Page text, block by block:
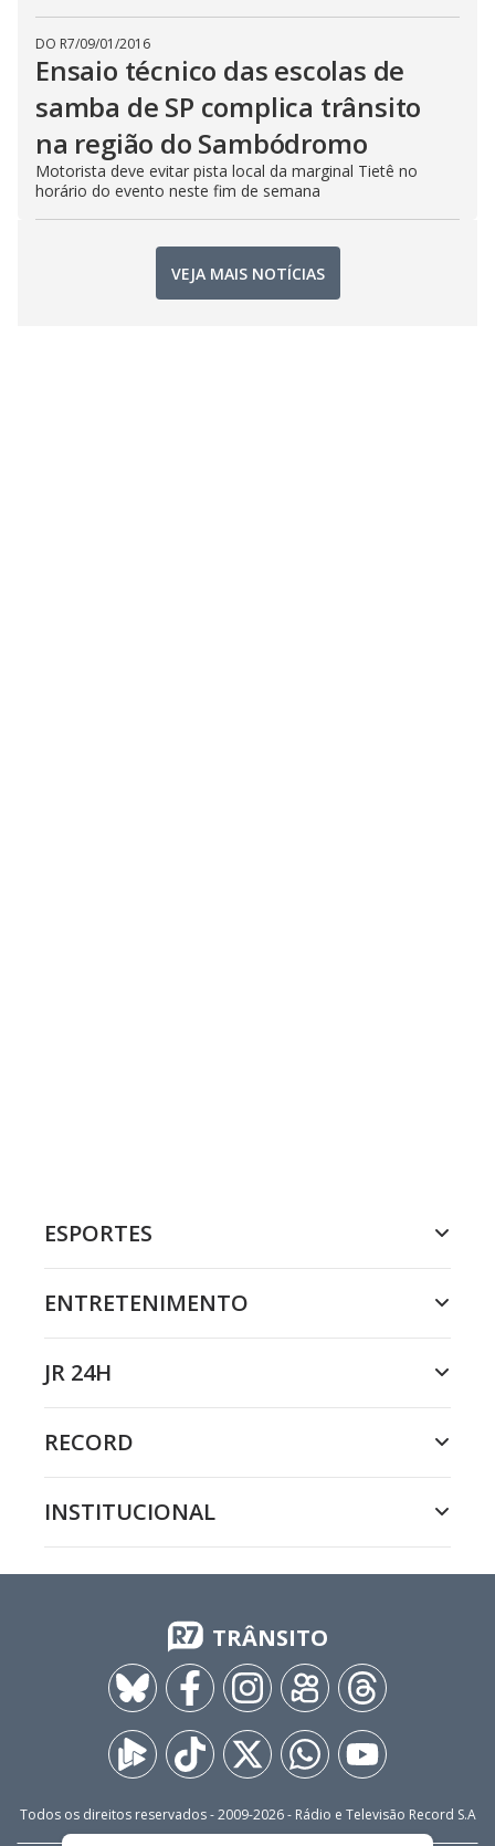
DO R7/09/01/2016
Ensaio técnico das escolas de
samba de SP complica trânsito
na região do Sambódromo
Motorista deve evitar pista local da marginal Tietê no
horário do evento neste fim de semana
VEJA MAIS NOTÍCIAS
ESPORTES
ENTRETENIMENTO
JR 24H
RECORD
INSTITUCIONAL
TRÂNSITO
Todos os direitos reservados - 2009-2026- Rádio e Televisão Record S.A